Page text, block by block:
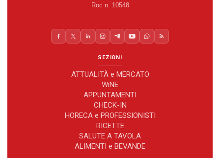
Roc n. 10548
SEZIONI
ATTUALITÀ e MERCATO
WiNE
APPUNTAMENTI
CHECK-IN
HORECA e PROFESSIONISTI
RICETTE
SALUTE A TAVOLA
ALIMENTI e BEVANDE